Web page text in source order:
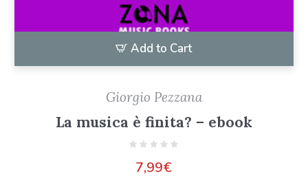
Add to Cart
Giorgio Pezzana
La musica è finita? – ebook
7,99€